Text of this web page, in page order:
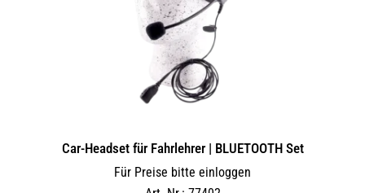
Car-Headset für Fahrlehrer | BLUETOOTH Set
Für Preise bitte einloggen